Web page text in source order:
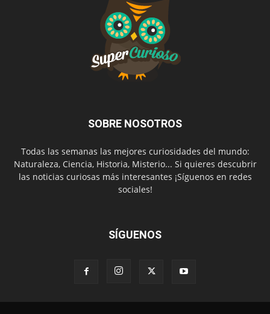
SOBRE NOSOTROS
Todas las semanas las mejores curiosidades del mundo:
Naturaleza, Ciencia, Historia, Misterio... Si quieres descubrir
las noticias curiosas más interesantes ¡Síguenos en redes
sociales!
SÍGUENOS